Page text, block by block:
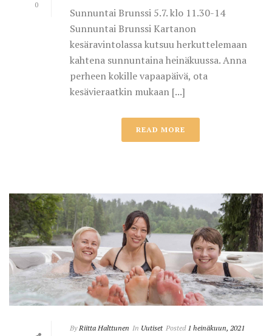
0
Sunnuntai Brunssi 5.7. klo 11.30-14
Sunnuntai Brunssi Kartanon
kesäravintolassa kutsuu herkuttelemaan
kahtena sunnuntaina heinäkuussa. Anna
perheen kokille vapaapäivä, ota
kesävieraatkin mukaan [...]
READ MORE
By Riitta Halttunen In Uutiset Posted 1 heinäkuun, 2021